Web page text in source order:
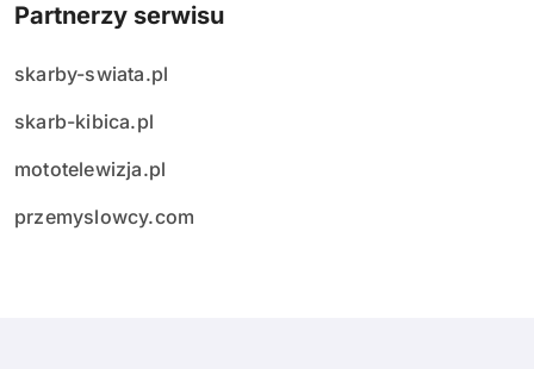
Partnerzy serwisu
skarby-swiata.pl
skarb-kibica.pl
mototelewizja.pl
przemyslowcy.com